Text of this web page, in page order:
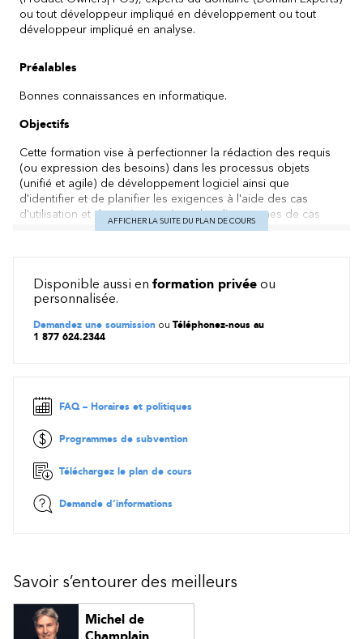
ou tout développeur impliqué en développement ou tout
développeur impliqué en analyse.
Préalables
Bonnes connaissances en informatique.
Objectifs
Cette formation vise à perfectionner la rédaction des requis
(ou expression des besoins) dans les processus objets
(unifié et agile) de développement logiciel ainsi que
d'identifier et de planifier les exigences à l'aide des cas
d'utilisation et des scénarios (par des diagrammes de cas
d'utilisation) et leurs correspondants agile : les épics et les
Exposés - Exercices - Étude de cas
Contenu
Modélisation des cas d'utilisation/épics
Catégorisation des besoins et définition des priorités
Description effective du rôle d'un acteur et de la
fonctionnalité d'un cas d'utilisation/épic et d'un
scénario/récit
Cas d'utilisation fondamentaux, pr.conditions,
postconditions, scénarios et flots d'événements
vous aurez sélectionnée)
AFFICHER LA SUITE DU PLAN DE COURS
Disponible aussi en formation privée ou
personnalisée.
Demandez une soumission ou Téléphonez-nous au
1 877 624.2344
FAQ – Horaires et politiques
Programmes de subvention
Téléchargez le plan de cours
Demande d’informations
Savoir s’entourer des meilleurs
Michel de